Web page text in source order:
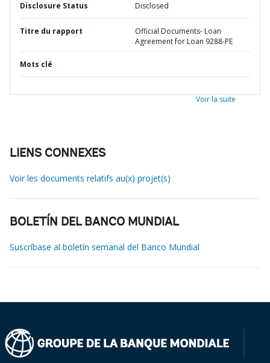
Disclosure Status Disclosed
Titre du rapport
Official Documents- Loan
Agreement for Loan 9288-PE
Mots clé
Voir la suite
LIENS CONNEXES
Voir les documents relatifs au(x) projet(s)
BOLETÍN DEL BANCO MUNDIAL
Suscríbase al boletín semanal del Banco Mundial